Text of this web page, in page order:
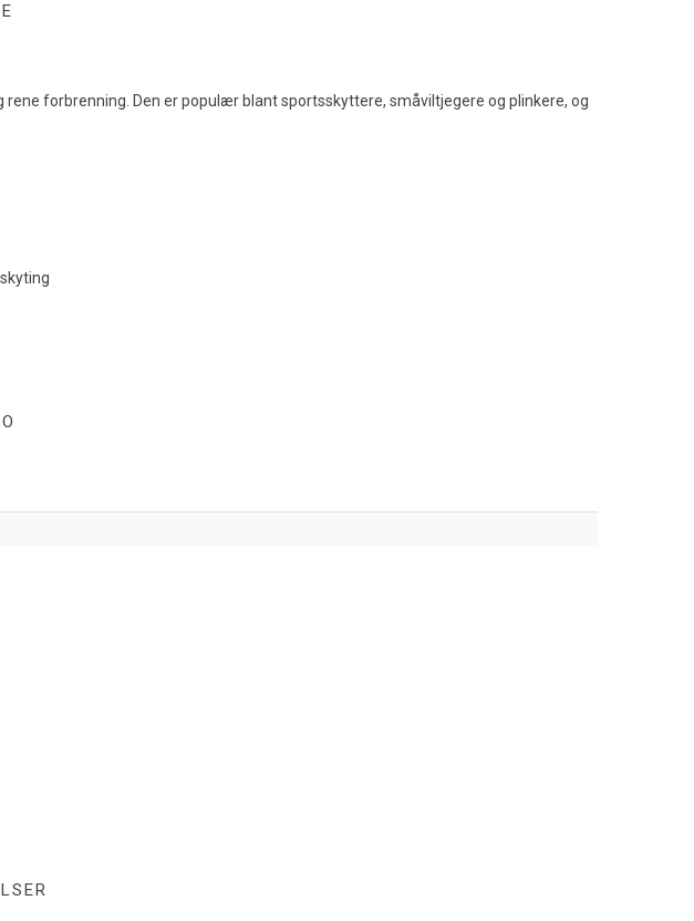
rene forbrenning. Den er populær blant sportsskyttere, småviltjegere og plinkere, og